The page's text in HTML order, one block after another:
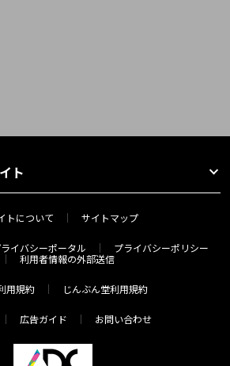
ト
トについて サイトマップ
イバシーポータル
プライバシーポリシー
利用者情報の外部送信
用規約 じんぶん堂利用規約
広告ガイド お問い合わせ